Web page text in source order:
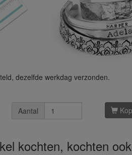
dezelfde werkdag verzonden.
Aantal
kochten, kochten ook